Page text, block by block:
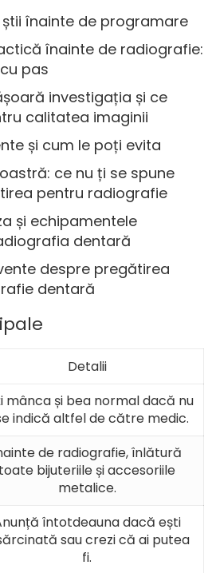
înainte de programare
înainte de radiografie:
pas
investigația și ce
calitatea imaginii
și cum le poți evita
ce nu ți se spune
pentru radiografie
și echipamentele
dentară
despre pregătirea
dentară
Detalii
mânca și bea normal dacă nu
indică altfel de către medic.
de radiografie, înlătură
toate bijuteriile și accesoriile
metalice.
întotdeauna dacă ești
sau crezi că ai putea
fi.